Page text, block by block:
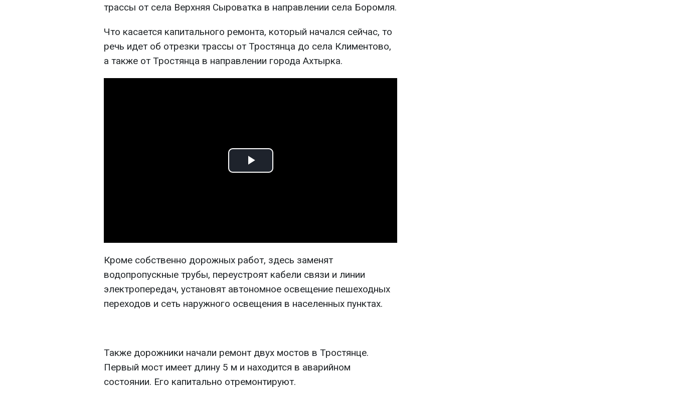
трассы от села Верхняя Сыроватка в направлении села Боромля.
Что касается капитального ремонта, который начался сейчас, то
речь идет об отрезки трассы от Тростянца до села Климентово,
а также от Тростянца в направлении города Ахтырка.
Play
Кроме собственно дорожных работ, здесь заменят
водопропускные трубы, переустроят кабели связи и линии
электропередач, установят автономное освещение пешеходных
переходов и сеть наружного освещения в населенных пунктах.
Также дорожники начали ремонт двух мостов в Тростянце.
Первый мост имеет длину 5 м и находится в аварийном
состоянии. Его капитально отремонтируют.